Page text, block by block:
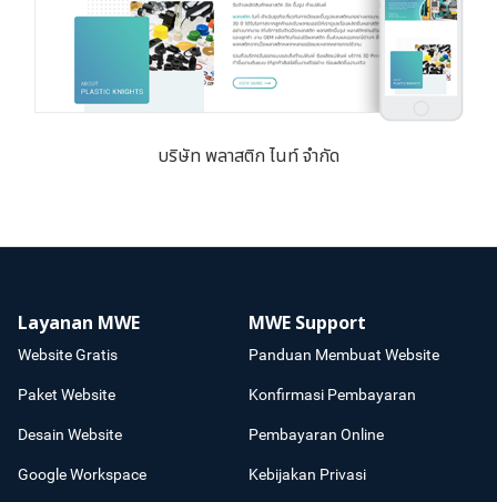
บริษัท พลาสติก ไนท์ จำกัด
Layanan MWE
Website Gratis
Paket Website
Desain Website
Google Workspace
MWE Support
Panduan Membuat Website
Konfirmasi Pembayaran
Pembayaran Online
Kebijakan Privasi